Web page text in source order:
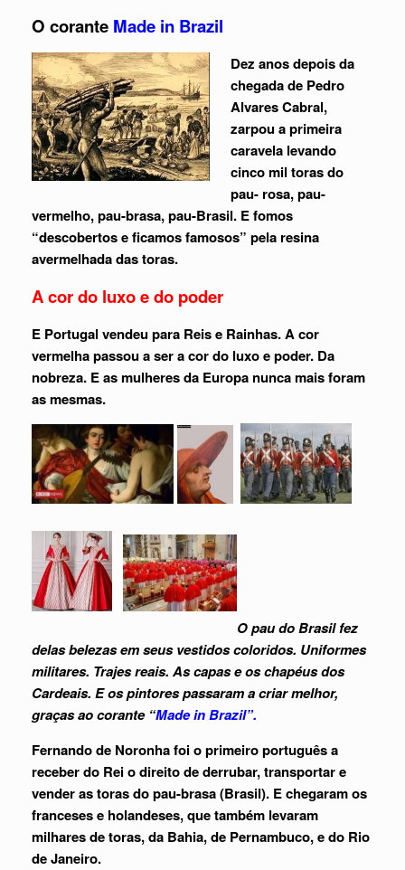
O corante Made in Brazil
Dez anos depois da
chegada de Pedro
Alvares Cabral,
zarpou a primeira
caravela levando
cinco mil toras do
pau- rosa, pau-
vermelho, pau-brasa, pau-Brasil. E fomos
“descobertos e ficamos famosos” pela resina
avermelhada das toras.
A cor do luxo e do poder
E Portugal vendeu para Reis e Rainhas. A cor
vermelha passou a ser a cor do luxo e poder. Da
nobreza. E as mulheres da Europa nunca mais foram
as mesmas.
O pau do Brasil fez
delas belezas em seus vestidos coloridos. Uniformes
militares. Trajes reais. As capas e os chapéus dos
Cardeais. E os pintores passaram a criar melhor,
graças ao corante “Made in Brazil”.
Fernando de Noronha foi o primeiro português a
receber do Rei o direito de derrubar, transportar e
vender as toras do pau-brasa (Brasil). E chegaram os
franceses e holandeses, que também levaram
milhares de toras, da Bahia, de Pernambuco, e do Rio
de Janeiro.